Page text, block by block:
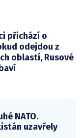
přichází o
odejdou z
oblastí, Rusové
NATO.
uzavřely